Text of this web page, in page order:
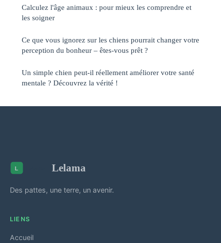
Calculez l'âge animaux : pour mieux les comprendre et
les soigner
Ce que vous ignorez sur les chiens pourrait changer votre
perception du bonheur – êtes-vous prêt ?
Un simple chien peut-il réellement améliorer votre santé
mentale ? Découvrez la vérité !
Lelama
Des pattes, une terre, un avenir.
LIENS
Accueil